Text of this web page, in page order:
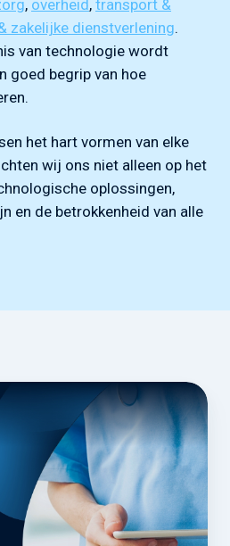
, overheid, transport &
zakelijke dienstverlening.
van technologie wordt
goed begrip van hoe
het hart vormen van elke
wij ons niet alleen op het
oplossingen,
en de betrokkenheid van alle